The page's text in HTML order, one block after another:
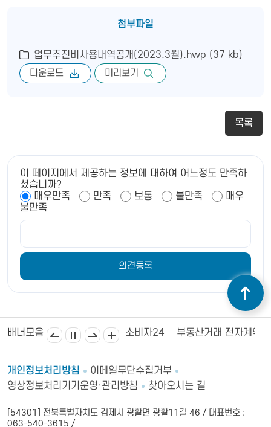
첨부파일
업무추진비사용내역공개(2023.3월).hwp (37 kb)
다운로드
미리보기
목록
이 페이지에서 제공하는 정보에 대하여 어느정도 만족하
셨습니까?
매우만족
만족 보통 불만족
매우
불만족
배너모음
상공회의소 김제시의회 소비자24 부동산거래 전자계약
개인정보처리방침
이메일무단수집거부
영상정보처리기기운영·관리방침
찾아오시는 길
[54301] 전북특별자치도 김제시 광활면 광활11길 46 / 대표번호 :
063-540-3615 /